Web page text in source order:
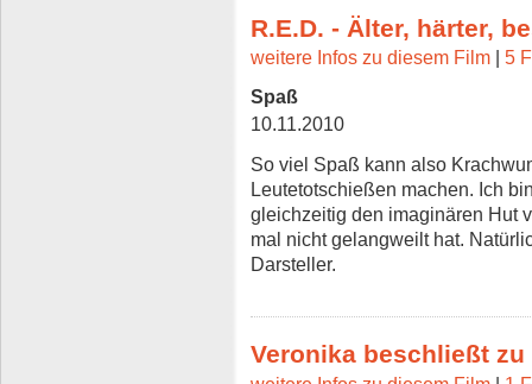
R.E.D. - Älter, härter,
weitere Infos zu diesem Film | 5
Spaß
10.11.2010
So viel Spaß kann also
Leutetotschießen machen. Ich
gleichzeitig den imaginären Hut
mal nicht gelangweilt hat.
Darsteller.
Veronika beschließt zu